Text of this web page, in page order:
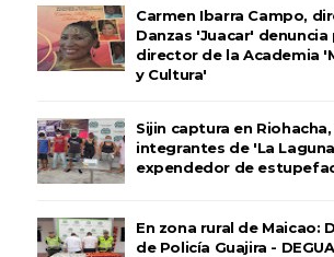
Carmen Ibarra Campo,
Danzas 'Juacar'
director de la Academia
y Cultura'
Sijin captura en
integrantes de 'La
expendedor de
En zona rural de Maicao:
de Policía Guajira -